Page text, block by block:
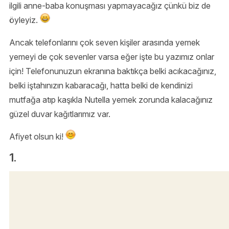
ilgili anne-baba konuşması yapmayacağız çünkü biz de
öyleyiz.
Ancak telefonlarını çok seven kişiler arasında yemek
yemeyi de çok sevenler varsa eğer işte bu yazımız onlar
için! Telefonunuzun ekranına baktıkça belki acıkacağınız,
belki iştahınızın kabaracağı, hatta belki de kendinizi
mutfağa atıp kaşıkla Nutella yemek zorunda kalacağınız
güzel duvar kağıtlarımız var.
Afiyet olsun ki!
1.